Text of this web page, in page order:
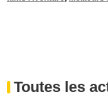
Toutes les